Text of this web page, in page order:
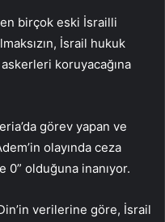
birçok eski İsrailli
İsrail hukuk
koruyacağına
görev yapan ve
olayında ceza
0” olduğuna inanıyor.
verilerine göre, İsrail